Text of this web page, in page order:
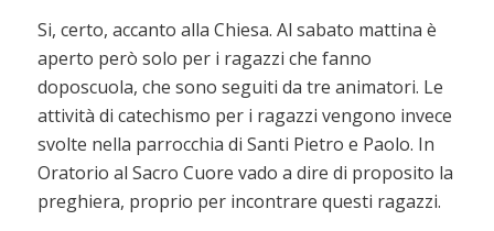
Si, certo, accanto alla Chiesa. Al sabato mattina è
aperto però solo per i ragazzi che fanno
doposcuola, che sono seguiti da tre animatori. Le
attività di catechismo per i ragazzi vengono invece
svolte nella parrocchia di Santi Pietro e Paolo. In
Oratorio al Sacro Cuore vado a dire di proposito la
preghiera, proprio per incontrare questi ragazzi.